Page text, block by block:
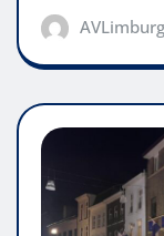
AVLimburg